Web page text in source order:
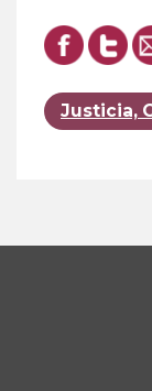
Justicia,